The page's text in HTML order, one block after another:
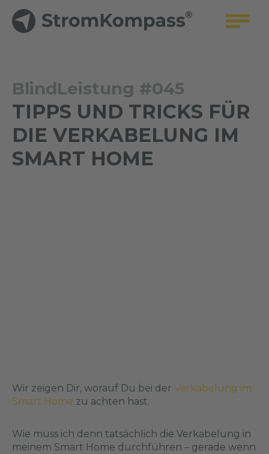
BlindLeistung #045
TIPPS UND TRICKS FÜR
DIE VERKABELUNG IM
SMART HOME
Wir zeigen Dir, worauf Du bei der Verkabelung im
Smart Home zu achten hast.
Wie muss ich denn tatsächlich die Verkabelung in
meinem Smart Home durchführen – gerade wenn